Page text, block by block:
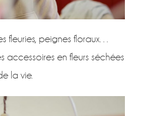
fleuries, peignes floraux…
accessoires en fleurs séchées
la vie.